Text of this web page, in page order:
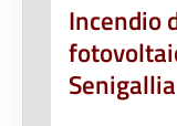
Incendio
Senigallia